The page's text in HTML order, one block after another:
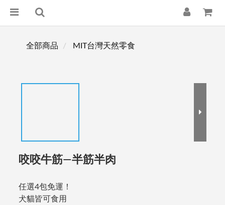
全部商品 MIT台灣天然零食
咬咬牛筋—半筋半肉
任選4包免運！
犬貓皆可食用